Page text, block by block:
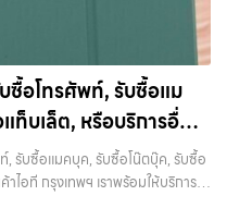
ะค้นหาคำว่า “รับซื้อมือถือใกล้ฉัน”,
ได้ราคา”, “รับซื้อแท็บเล็ต
มือสอง ราคาสูง” — ที่นี่คือคำตอบ
ราคาและความสะดวกสบายที่เหนือ
ไว้วางใจ พร้อมทีมงานที่พร้อม
าพอย่างมืออาชีพ และจ่ายเงินทันที
ป็นเรื่องง่ายขึ้น ดีกว่า รวดเร็วกว่า
วชาญด้านการให้บริการ รับซื้อมือถือ
กยี่ห้อ ในราคาสูง พร้อมจ่ายเงิน
ร รับซื้อ มือถือ iPhone, Samsung,
อมจ่ายเงินทันที ครอบคลุมพื้นที่
างแค, วัชรพล, รามอินทรา และเขต
มาร์ทโฟน แท็บเล็ต และอุปกรณ์ไอที
กรณ์ที่คุณใช้แล้วอาจกลายเป็นของ
งเกิดขึ้นเพื่อเป็นทางเลือกให้คุณ
รับซื้อโทรศัพท์, รับซื้อโน๊ตบุ๊ค, รับซื้อ
คร อย่างครบวงจร ไม่ว่าคุณจะอยู่
ซื้อโทรศัพท์, รับซื้อแม
บเล็ต, หรือบริการอื่นๆ
เราพร้อมให้บริการครบ
รับซื้อแมคบุค, รับซื้อโน๊ตบุ๊ค, รับซื้อ
ไอที กรุงเทพฯ เราพร้อมให้บริการ